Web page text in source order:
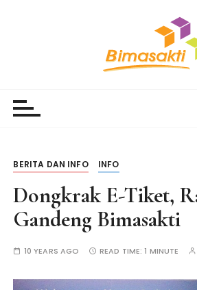
BERITA DAN INFO INFO
Dongkrak E-Tiket,
Gandeng Bimasakti
10 YEARS AGO READ TIME:1 MINUTE